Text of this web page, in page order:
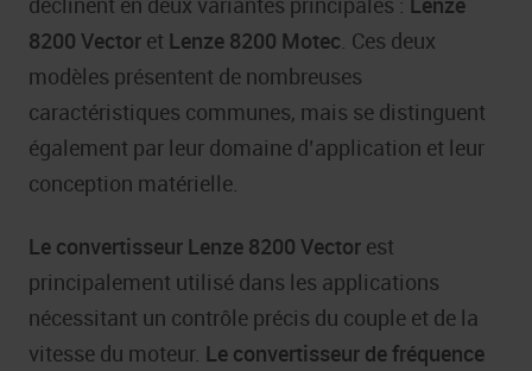
8200 Vector et Lenze 8200 Motec. Ces deux
modèles présentent de nombreuses
caractéristiques communes, mais se distinguent
également par leur domaine d’application et leur
conception matérielle.
Le convertisseur Lenze 8200 Vector est
principalement utilisé dans les applications
nécessitant un contrôle précis du couple et de la
vitesse du moteur. Le convertisseur de fréquence